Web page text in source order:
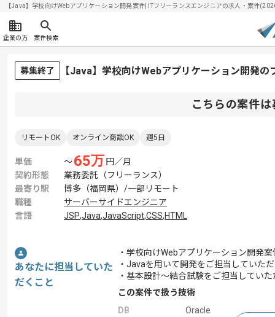
【Java】学校向けWebアプリケーション開発案件| ITフリーランスエンジニアの求人・案件
企業の方 案件検索
募集終了 【Java】学校向けWebアプリケーション開発
こちらの案件
リモートOK オンライン商談OK 週5日
単価 〜65万 円／月
契約形態
業務委託（フリーランス）
最寄り駅
博多（福岡県）/一部リモート
職種
サーバーサイドエンジニア
言語
JSP,Java,JavaScript,CSS,HTML
あなたに担当していた
だくこと
・学校向けWebアプリケーション開発案
・Javaを用いて開発をご担当していた
・基本設計～結合試験をご担当してい
この案件で扱う技術
DB
Oracle